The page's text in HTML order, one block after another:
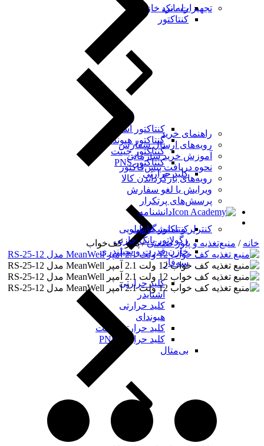
رله برد
کنتاکتور
کنتاکتور اشنایدر
کنتاکتور هیوندای
کنتاکتور چینت
کنتاکتور PNS
کلید حرارتی
کلید حرارتی
اشنایدر
کلید حرارتی
هیوندای
کلید حرارتی چینت
کلید حرارتی PNS
بی‌متال
تجهیزات بانک خازنی
کنتاکتور خازنی
رگولاتور بانک خازنی
خازن قدرت و سیلندری
سه‌فاز
کنترلر و نمایشگر تابلویی
راهنمای خرید
رویه‌های ارسال سفارش
آموزش خرید سازمانی
نحوه دریافت پیش‌فاکتور
رویه‌های بازگرداندن کالا
ویرایش یا لغو سفارش
پرسش‌های پرتکرار
دانشنامه
خانه / منبع‌تغذیه و پاور صنعتی/ پاور کف‌خواب